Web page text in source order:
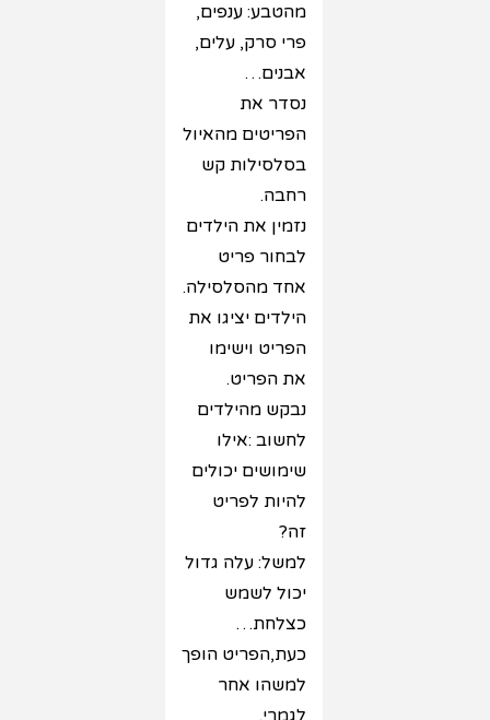
מהטבע: ענפים,
פרי סרק, עלים,
אבנים…
נסדר את
הפריטים מהאיול
בסלסילות קש
רחבה.
נזמין את הילדים
לבחור פריט
אחד מהסלסילה.
הילדים יציגו את
הפריט וישימו
את הפריט.
נבקש מהילדים
לחשוב :אילו
שימושים יכולים
להיות לפריט
זה?
למשל: עלה גדול
יכול לשמש
כצלחת…
כעת,הפריט הופך
למשהו אחר